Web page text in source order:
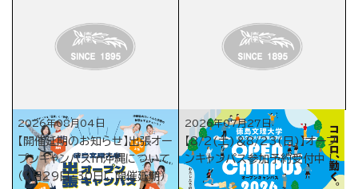
2026年08月04日
【開催延期のお知らせ】出張オー
プンキャンパスin沖縄について
（8月29日・30日に開催延期）
2026年07月27日
【8/2(土)＆8/23(日)】オープ
ンキャンパス参加予約受付中！